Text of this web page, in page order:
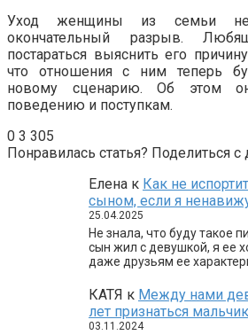
Уход женщины из семьи не
окончательный разрыв.
постараться выяснить его
что отношения с ним теперь
новому сценарию. Об этом
поведению и поступкам.
0 3 305
Понравилась статья? Поделиться с
Елена к Как не
сыном, если я
25.04.2025
Не знала, что буду такое
сын жил с девушкой, я ее
даже друзьям ее
КАТЯ к Между нами
лет признаться
03.11.2024